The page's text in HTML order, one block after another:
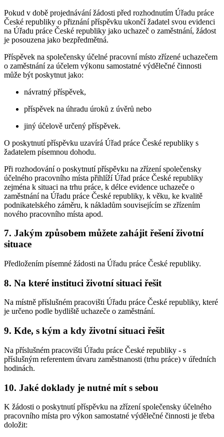
Pokud v době projednávání žádosti před rozhodnutím Úřadu práce
České republiky o přiznání příspěvku ukončí žadatel svou evidenci
na Úřadu práce České republiky jako uchazeč o zaměstnání, žádost
je posouzena jako bezpředmětná.
Příspěvek na společensky účelné pracovní místo zřízené uchazečem
o zaměstnání za účelem výkonu samostatné výdělečné činnosti
může být poskytnut jako:
návratný příspěvek,
příspěvek na úhradu úroků z úvěrů nebo
jiný účelově určený příspěvek.
O poskytnutí příspěvku uzavírá Úřad práce České republiky s
žadatelem písemnou dohodu.
Při rozhodování o poskytnutí příspěvku na zřízení společensky
účelného pracovního místa přihlíží Úřad práce České republiky
zejména k situaci na trhu práce, k délce evidence uchazeče o
zaměstnání na Úřadu práce České republiky, k věku, ke kvalitě
podnikatelského záměru, k nákladům souvisejícím se zřízením
nového pracovního místa apod.
7. Jakým způsobem můžete zahájit řešení životní
situace
Předložením písemné žádosti na Úřadu práce České republiky.
8. Na které instituci životní situaci řešit
Na místně příslušném pracovišti Úřadu práce České republiky, které
je určeno podle bydliště uchazeče o zaměstnání.
9. Kde, s kým a kdy životní situaci řešit
Na příslušném pracovišti Úřadu práce České republiky - s
příslušným referentem útvaru zaměstnanosti (trhu práce) v úředních
hodinách.
10. Jaké doklady je nutné mít s sebou
K žádosti o poskytnutí příspěvku na zřízení společensky účelného
pracovního místa pro výkon samostatné výdělečné činnosti je třeba
doložit: